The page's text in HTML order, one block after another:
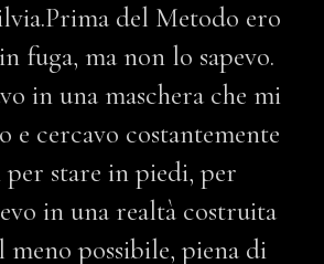
del Metodo ero
fuga, ma non lo sapevo.
in una maschera che mi
e cercavo costantemente
per stare in piedi, per
in una realtà costruita
possibile, piena di